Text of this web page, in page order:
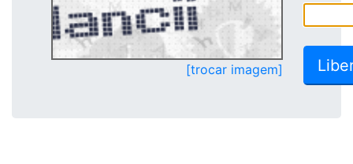
[trocar imagem]